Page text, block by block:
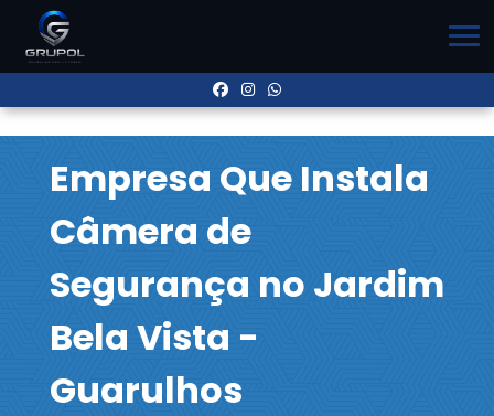
Empresa Que Instala
Câmera de
Segurança no Jardim
Bela Vista -
Guarulhos